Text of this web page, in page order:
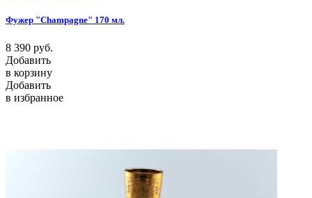
Фужер "Champagne" 170 мл.
8 390 руб.
Добавить
в корзину
Добавить
в избранное